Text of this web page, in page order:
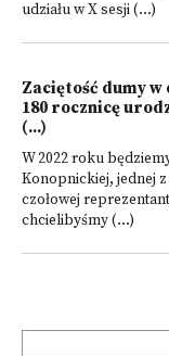
udziału w X sesji (...)
Zaciętość dumy
180 rocznicę
(...)
W 2022 roku
Konopnickiej, jednej
czołowej
chcielibyśmy (...)